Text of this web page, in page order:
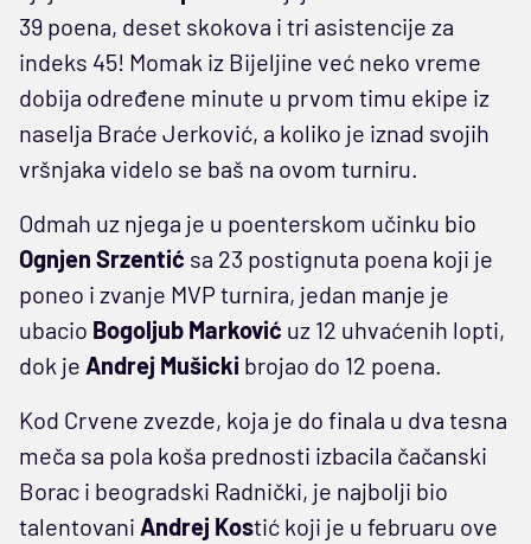
39 poena, deset skokova i tri asistencije za
indeks 45! Momak iz Bijeljine već neko vreme
dobija određene minute u prvom timu ekipe iz
naselja Braće Jerković, a koliko je iznad svojih
vršnjaka videlo se baš na ovom turniru.
Odmah uz njega je u poenterskom učinku bio
Ognjen Srzentić sa 23 postignuta poena koji je
poneo i zvanje MVP turnira, jedan manje je
ubacio Bogoljub Marković uz 12 uhvaćenih lopti,
dok je Andrej Mušicki brojao do 12 poena.
Kod Crvene zvezde, koja je do finala u dva tesna
meča sa pola koša prednosti izbacila čačanski
Borac i beogradski Radnički, je najbolji bio
talentovani Andrej Kostić koji je u februaru ove